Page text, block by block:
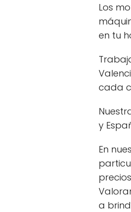
Los
en tu
cada
y
En
a